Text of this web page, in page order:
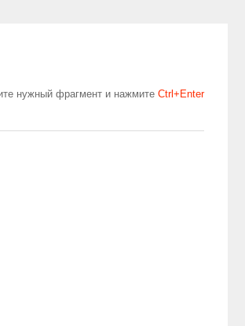
нужный фрагмент и нажмите Сtrl+Enter